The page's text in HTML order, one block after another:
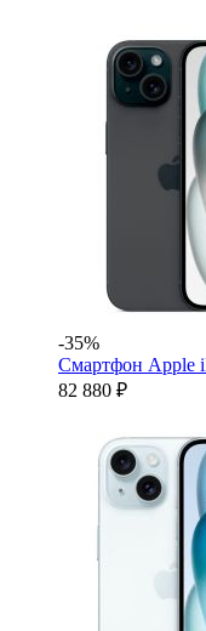
-35%
Смартфон Apple
82 880 ₽